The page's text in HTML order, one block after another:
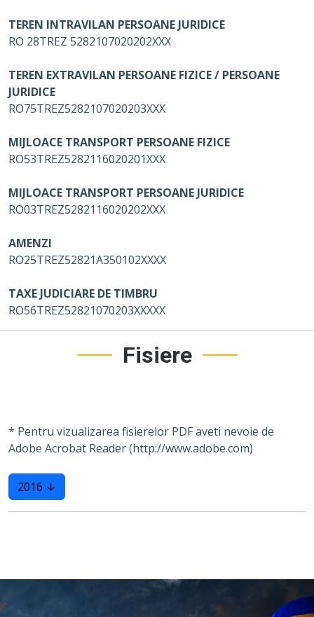
TEREN INTRAVILAN PERSOANE JURIDICE
RO 28TREZ 5282107020202XXX
TEREN EXTRAVILAN PERSOANE FIZICE / PERSOANE
JURIDICE
RO75TREZ5282107020203XXX
MIJLOACE TRANSPORT PERSOANE FIZICE
RO53TREZ5282116020201XXX
MIJLOACE TRANSPORT PERSOANE JURIDICE
RO03TREZ5282116020202XXX
AMENZI
RO25TREZ52821A350102XXXX
TAXE JUDICIARE DE TIMBRU
RO56TREZ52821070203XXXXX
Fisiere
* Pentru vizualizarea fisierelor PDF aveti nevoie de
Adobe Acrobat Reader (http://www.adobe.com)
2016 ↓